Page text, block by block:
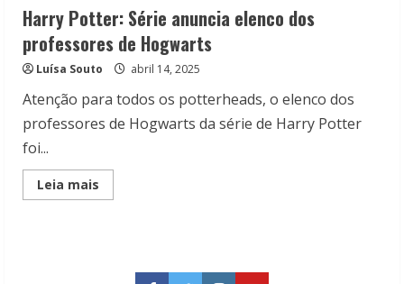
Harry Potter: Série anuncia elenco dos
professores de Hogwarts
Luísa Souto abril 14, 2025
Atenção para todos os potterheads, o elenco dos
professores de Hogwarts da série de Harry Potter
foi...
Leia mais
more
elenco